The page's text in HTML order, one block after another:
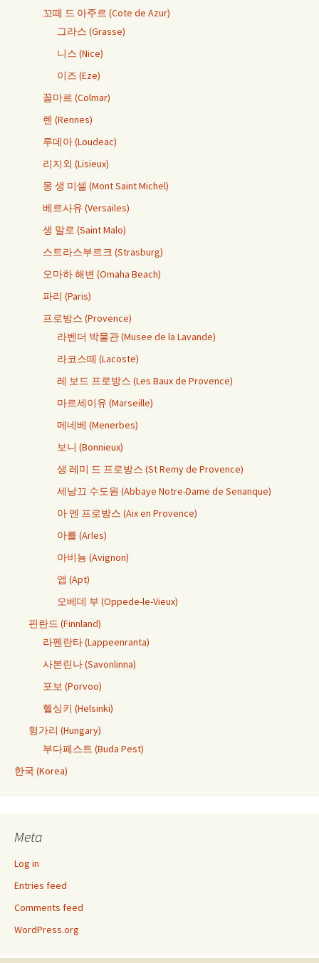
꼬떼 드 아주르 (Cote de Azur)
그라스 (Grasse)
니스 (Nice)
이즈 (Eze)
꼴마르 (Colmar)
렌 (Rennes)
루데아 (Loudeac)
리지외 (Lisieux)
몽 생 미셀 (Mont Saint Michel)
베르사유 (Versailes)
생 말로 (Saint Malo)
스트라스부르크 (Strasburg)
오마하 해변 (Omaha Beach)
파리 (Paris)
프로방스 (Provence)
라벤더 박물관 (Musee de la Lavande)
라코스떼 (Lacoste)
레 보드 프로방스 (Les Baux de Provence)
마르세이유 (Marseille)
메네베 (Menerbes)
보니 (Bonnieux)
생 레미 드 프로방스 (St Remy de Provence)
세낭끄 수도원 (Abbaye Notre-Dame de Senanque)
아 엔 프로방스 (Aix en Provence)
아를 (Arles)
아비뇽 (Avignon)
앱 (Apt)
오베데 부 (Oppede-le-Vieux)
핀란드 (Finnland)
라펜란타 (Lappeenranta)
사본린나 (Savonlinna)
포보 (Porvoo)
헬싱키 (Helsinki)
헝가리 (Hungary)
부다페스트 (Buda Pest)
한국 (Korea)
Meta
Log in
Entries feed
Comments feed
WordPress.org